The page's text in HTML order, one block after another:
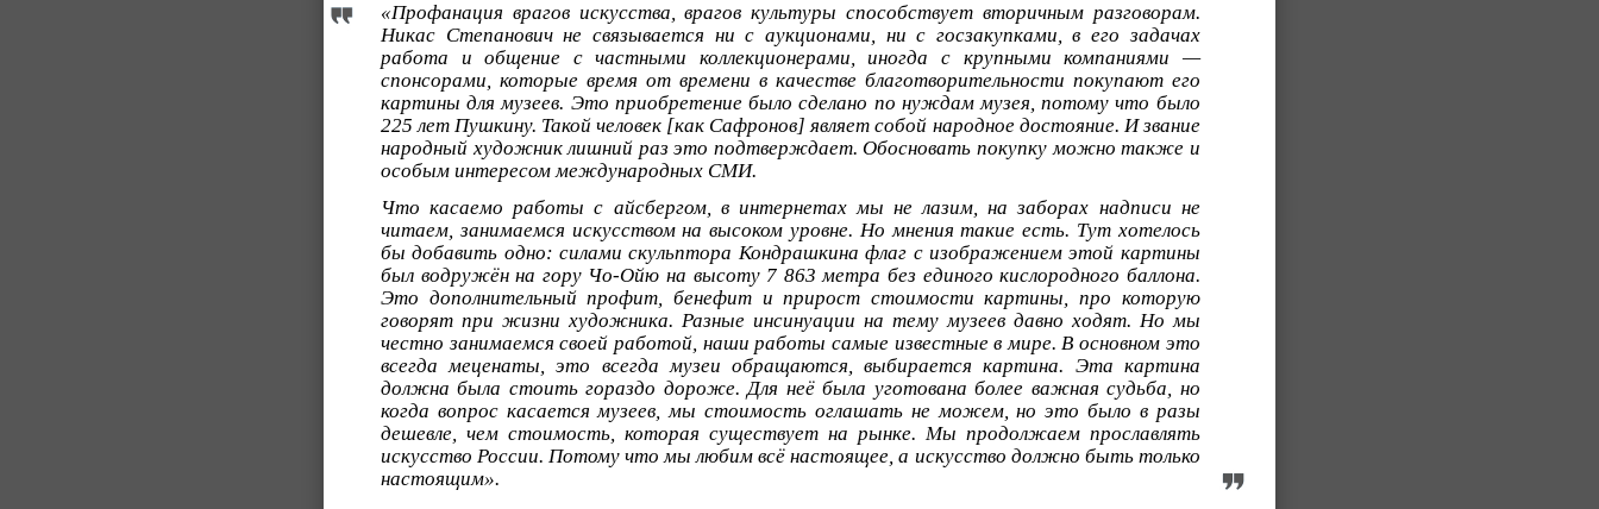
«Профанация врагов искусства, врагов культуры способствует вторичным разговорам.
Никас Степанович не связывается ни с аукционами, ни с госзакупками, в его задачах
работа и общение с частными коллекционерами, иногда с крупными компаниями —
спонсорами, которые время от времени в качестве благотворительности покупают его
картины для музеев. Это приобретение было сделано по нуждам музея, потому что было
225 лет Пушкину. Такой человек [как Сафронов] являет собой народное достояние. И звание
народный художник лишний раз это подтверждает. Обосновать покупку можно также и
особым интересом международных СМИ.
Что касаемо работы с айсбергом, в интернетах мы не лазим, на заборах надписи не
читаем, занимаемся искусством на высоком уровне. Но мнения такие есть. Тут хотелось
бы добавить одно: силами скульптора Кондрашкина флаг с изображением этой картины
был водружён на гору Чо-Ойю на высоту 7 863 метра без единого кислородного баллона.
Это дополнительный профит, бенефит и прирост стоимости картины, про которую
говорят при жизни художника. Разные инсинуации на тему музеев давно ходят. Но мы
честно занимаемся своей работой, наши работы самые известные в мире. В основном это
всегда меценаты, это всегда музеи обращаются, выбирается картина. Эта картина
должна была стоить гораздо дороже. Для неё была уготована более важная судьба, но
когда вопрос касается музеев, мы стоимость оглашать не можем, но это было в разы
дешевле, чем стоимость, которая существует на рынке. Мы продолжаем прославлять
искусство России. Потому что мы любим всё настоящее, а искусство должно быть только
настоящим».